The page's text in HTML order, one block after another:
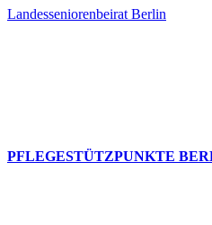
Landesseniorenbeirat Berlin
PFLEGESTÜTZPUNKTE